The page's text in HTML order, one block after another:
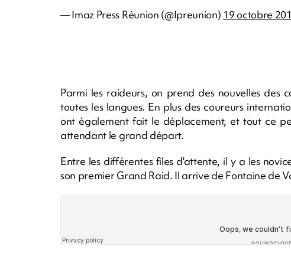
— Imaz Press Réunion (@Ipreunion) 19 octobre
Parmi les raideurs, on prend des nouvelles des
toutes les langues. En plus des coureurs
ont également fait le déplacement, et tout ce
attendant le grand départ.
Entre les différentes files d'attente, il y a les
son premier Grand Raid. Il arrive de Fontaine de